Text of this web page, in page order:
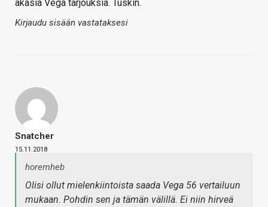
äkäsiä Vega tarjouksia. Tuskin.
Kirjaudu sisään vastataksesi
Snatcher
15.11.2018
horemheb
Olisi ollut mielenkiintoista saada Vega 56 vertailuun
mukaan. Pohdin sen ja tämän välillä. Ei niin hirveä